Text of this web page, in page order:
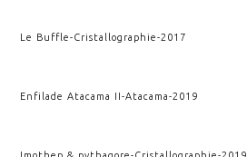
Le Buffle-Cristallographie-2017
Enfilade Atacama II-Atacama-2019